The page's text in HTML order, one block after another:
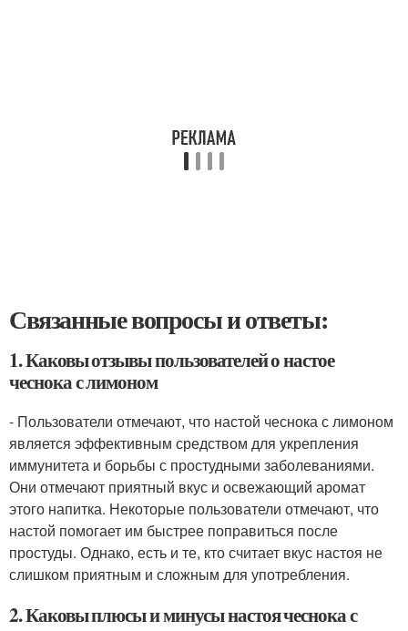
Связанные вопросы и ответы:
1. Каковы отзывы пользователей о настое
чеснока с лимоном
- Пользователи отмечают, что настой чеснока с лимоном
является эффективным средством для укрепления
иммунитета и борьбы с простудными заболеваниями.
Они отмечают приятный вкус и освежающий аромат
этого напитка. Некоторые пользователи отмечают, что
настой помогает им быстрее поправиться после
простуды. Однако, есть и те, кто считает вкус настоя не
слишком приятным и сложным для употребления.
2. Каковы плюсы и минусы настоя чеснока с